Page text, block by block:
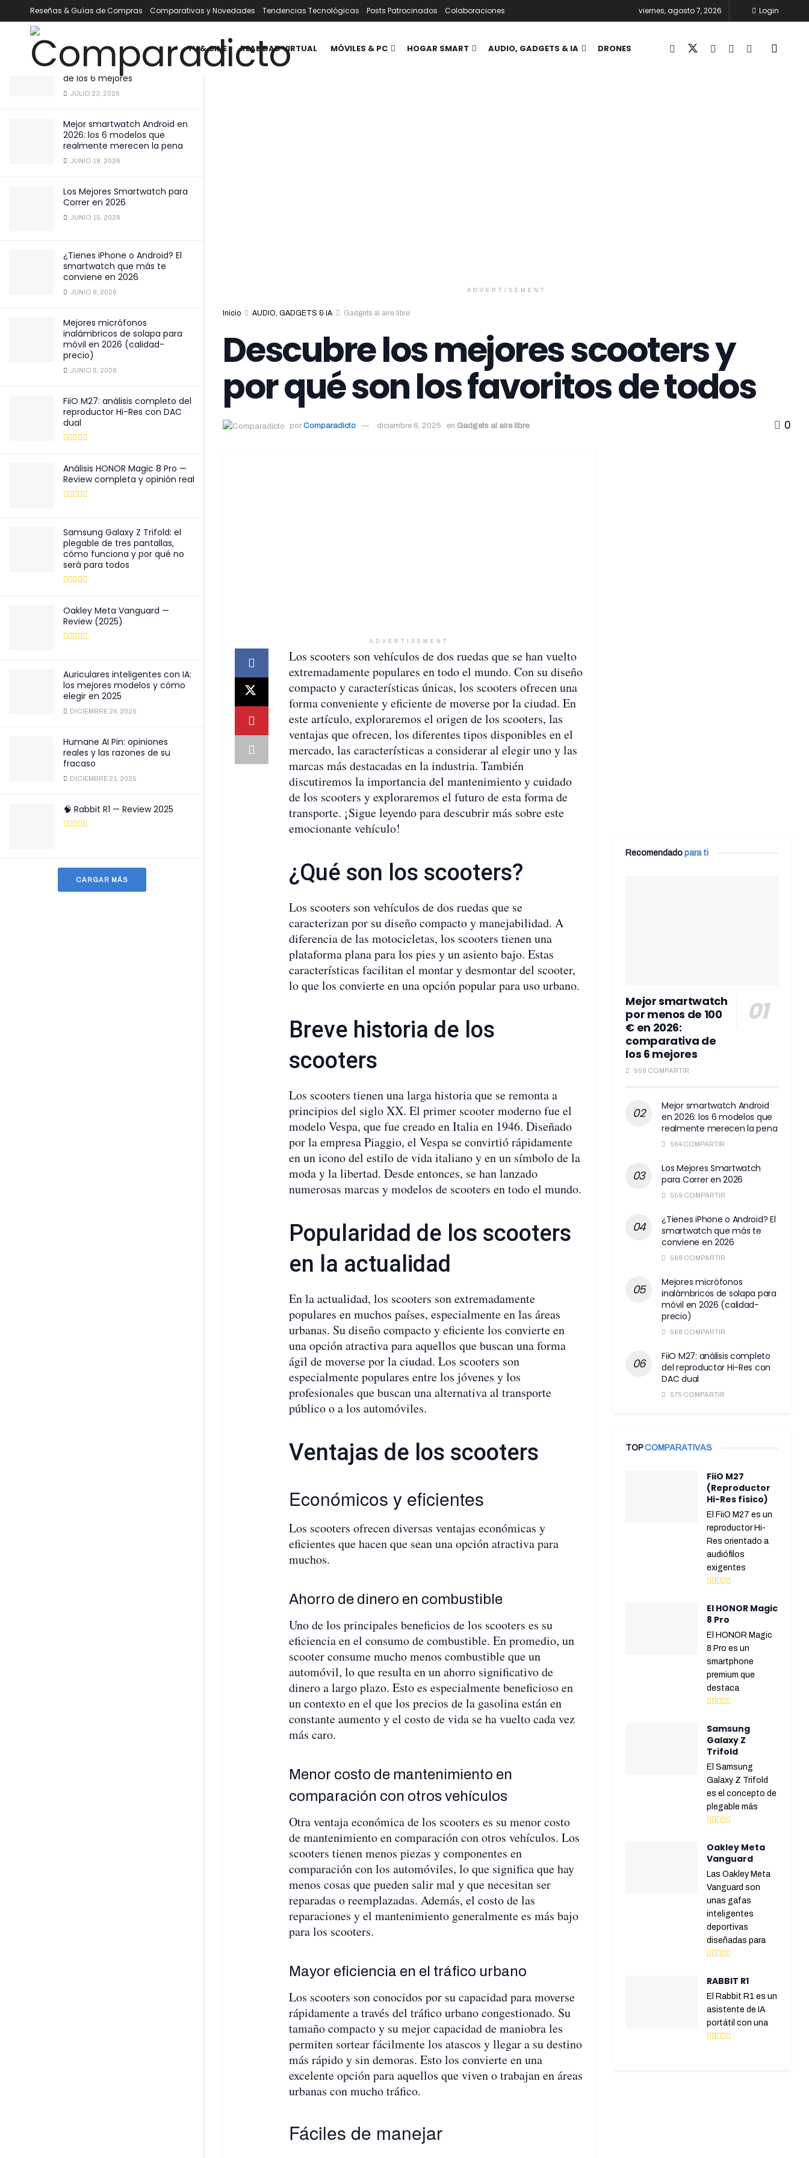
ÚLTIMOS TENDENCIA Filtrar
Mejor smartwatch por menos
de 100 € en 2026: comparativa
de los 6 mejores
JULIO 23, 2026
Mejor smartwatch Android en
2026: los 6 modelos que
realmente merecen la pena
JUNIO 18, 2026
Los Mejores Smartwatch para
Correr en 2026
JUNIO 15, 2026
¿Tienes iPhone o Android? El
smartwatch que más te
conviene en 2026
JUNIO 9, 2026
Mejores micrófonos
inalámbricos de solapa para
móvil en 2026 (calidad-
precio)
JUNIO 8, 2026
FiiO M27: análisis completo del
reproductor Hi-Res con DAC
dual
Análisis HONOR Magic 8 Pro —
Review completa y opinión real
Samsung Galaxy Z Trifold: el
plegable de tres pantallas,
cómo funciona y por qué no
será para todos
Oakley Meta Vanguard —
Review (2025)
Auriculares inteligentes con IA:
los mejores modelos y cómo
elegir en 2025
DICIEMBRE 24, 2025
Humane AI Pin: opiniones
reales y las razones de su
fracaso
DICIEMBRE 21, 2025
🧠 Rabbit R1 — Review 2025
CARGAR MÁS
Reseñas & Guías de Compras Comparativas y Novedades Tendencias Tecnológicas Posts Patrocinados Colaboraciones viernes, agosto 7, 2026 Login
TV & CINE REALIDAD VIRTUAL MÓVILES & PC HOGAR SMART AUDIO, GADGETS & IA DRONES
ADVERTISEMENT
Inicio AUDIO, GADGETS & IA Gadgets al aire libre
Descubre los mejores scooters y
por qué son los favoritos de todos
por Comparadicto diciembre 6, 2025 en Gadgets al aire libre 0
ADVERTISEMENT
Los scooters son vehículos de dos ruedas que se han vuelto
extremadamente populares en todo el mundo. Con su diseño
compacto y características únicas, los scooters ofrecen una
forma conveniente y eficiente de moverse por la ciudad. En
este artículo, exploraremos el origen de los scooters, las
ventajas que ofrecen, los diferentes tipos disponibles en el
mercado, las características a considerar al elegir uno y las
marcas más destacadas en la industria. También
discutiremos la importancia del mantenimiento y cuidado
de los scooters y exploraremos el futuro de esta forma de
transporte. ¡Sigue leyendo para descubrir más sobre este
emocionante vehículo!
¿Qué son los scooters?
Los scooters son vehículos de dos ruedas que se
caracterizan por su diseño compacto y manejabilidad. A
diferencia de las motocicletas, los scooters tienen una
plataforma plana para los pies y un asiento bajo. Estas
características facilitan el montar y desmontar del scooter,
lo que los convierte en una opción popular para uso urbano.
Breve historia de los
scooters
Los scooters tienen una larga historia que se remonta a
principios del siglo XX. El primer scooter moderno fue el
modelo Vespa, que fue creado en Italia en 1946. Diseñado
por la empresa Piaggio, el Vespa se convirtió rápidamente
en un icono del estilo de vida italiano y en un símbolo de la
moda y la libertad. Desde entonces, se han lanzado
numerosas marcas y modelos de scooters en todo el mundo.
Popularidad de los scooters
en la actualidad
En la actualidad, los scooters son extremadamente
populares en muchos países, especialmente en las áreas
urbanas. Su diseño compacto y eficiente los convierte en
una opción atractiva para aquellos que buscan una forma
ágil de moverse por la ciudad. Los scooters son
especialmente populares entre los jóvenes y los
profesionales que buscan una alternativa al transporte
público o a los automóviles.
Ventajas de los scooters
Económicos y eficientes
Los scooters ofrecen diversas ventajas económicas y
eficientes que hacen que sean una opción atractiva para
muchos.
Ahorro de dinero en combustible
Uno de los principales beneficios de los scooters es su
eficiencia en el consumo de combustible. En promedio, un
scooter consume mucho menos combustible que un
automóvil, lo que resulta en un ahorro significativo de
dinero a largo plazo. Esto es especialmente beneficioso en
un contexto en el que los precios de la gasolina están en
constante aumento y el costo de vida se ha vuelto cada vez
más caro.
Menor costo de mantenimiento en
comparación con otros vehículos
Otra ventaja económica de los scooters es su menor costo
de mantenimiento en comparación con otros vehículos. Los
scooters tienen menos piezas y componentes en
comparación con los automóviles, lo que significa que hay
menos cosas que pueden salir mal y que necesitan ser
reparadas o reemplazadas. Además, el costo de las
reparaciones y el mantenimiento generalmente es más bajo
para los scooters.
Mayor eficiencia en el tráfico urbano
Los scooters son conocidos por su capacidad para moverse
rápidamente a través del tráfico urbano congestionado. Su
tamaño compacto y su mejor capacidad de maniobra les
permiten sortear fácilmente los atascos y llegar a su destino
más rápido y sin demoras. Esto los convierte en una
excelente opción para aquellos que viven o trabajan en áreas
urbanas con mucho tráfico.
Fáciles de manejar
Recomendadopara ti
Mejor smartwatch
por menos de 100
€ en 2026:
comparativa de
los 6 mejores
559 COMPARTIR
Mejor smartwatch Android
en 2026: los 6 modelos que
realmente merecen la pena
564 COMPARTIR
Los Mejores Smartwatch
para Correr en 2026
559 COMPARTIR
¿Tienes iPhone o Android? El
smartwatch que más te
conviene en 2026
568 COMPARTIR
Mejores micrófonos
inalámbricos de solapa para
móvil en 2026 (calidad-
precio)
568 COMPARTIR
FiiO M27: análisis completo
del reproductor Hi-Res con
DAC dual
575 COMPARTIR
TOPCOMPARATIVAS
FiiO M27
(Reproductor
Hi-Res físico)
El FiiO M27 es un
reproductor Hi-
Res orientado a
audiófilos
exigentes
El HONOR Magic
8 Pro
El HONOR Magic
8 Pro es un
smartphone
premium que
destaca
Samsung
Galaxy Z
Trifold
El Samsung
Galaxy Z Trifold
es el concepto de
plegable más
Oakley Meta
Vanguard
Las Oakley Meta
Vanguard son
unas gafas
inteligentes
deportivas
diseñadas para
RABBIT R1
El Rabbit R1 es un
asistente de IA
portátil con una